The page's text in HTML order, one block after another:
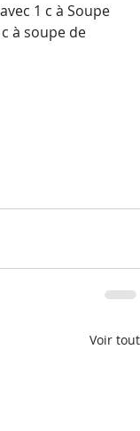
1 c à Soupe
à soupe de
Voir tout